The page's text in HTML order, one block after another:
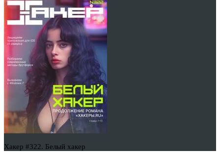
Хакер #322. Белый хакер